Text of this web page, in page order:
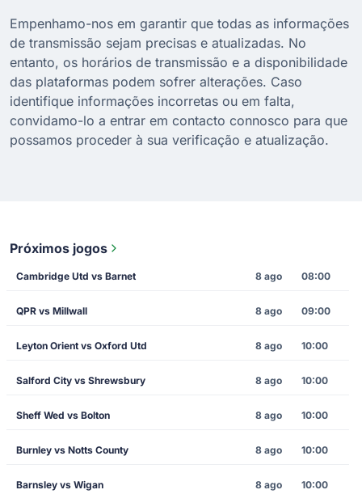
Empenhamo-nos em garantir que todas as informações
de transmissão sejam precisas e atualizadas. No
entanto, os horários de transmissão e a disponibilidade
das plataformas podem sofrer alterações. Caso
identifique informações incorretas ou em falta,
convidamo-lo a entrar em contacto connosco para que
possamos proceder à sua verificação e atualização.
Próximos jogos
Cambridge Utd vs Barnet 8 ago 08:00
QPR vs Millwall 8 ago 09:00
Leyton Orient vs Oxford Utd 8 ago 10:00
Salford City vs Shrewsbury 8 ago 10:00
Sheff Wed vs Bolton 8 ago 10:00
Burnley vs Notts County 8 ago 10:00
Barnsley vs Wigan 8 ago 10:00